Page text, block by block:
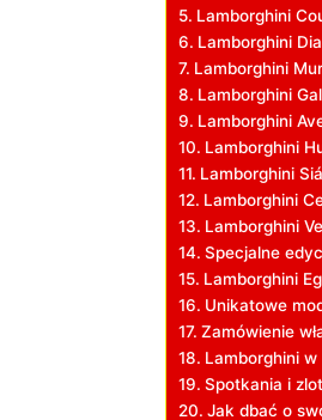
Lamborghini
Lamborghini⁤
Lamborghini
Lamborghini
Lamborghini
Lamborghini
Lamborghini
Lamborghini​
Lamborghini⁤
Specjalne
Lamborghini
Unikatowe
Zamówienie
Lamborghini
Spotkania i
Jak dbać o